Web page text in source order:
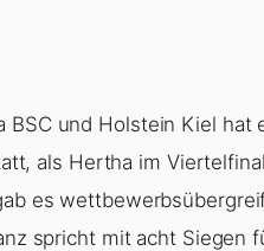
und Holstein Kiel
als Hertha im
es
spricht mit acht Siegen